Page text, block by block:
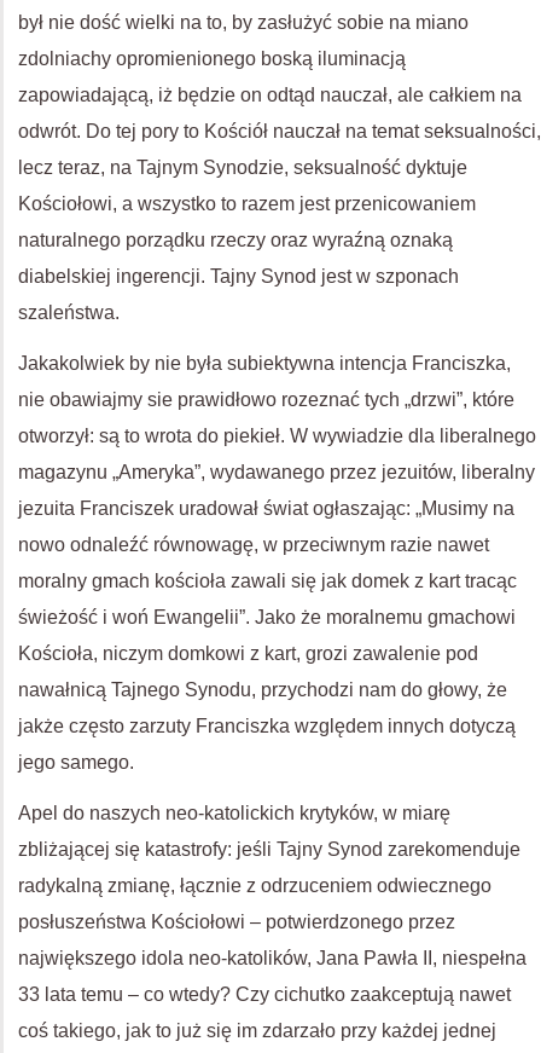
był nie dość wielki na to, by zasłużyć sobie na miano
zdolniachy opromienionego boską iluminacją
zapowiadającą, iż będzie on odtąd nauczał, ale całkiem na
odwrót. Do tej pory to Kościół nauczał na temat seksualności,
lecz teraz, na Tajnym Synodzie, seksualność dyktuje
Kościołowi, a wszystko to razem jest przenicowaniem
naturalnego porządku rzeczy oraz wyraźną oznaką
diabelskiej ingerencji. Tajny Synod jest w szponach
szaleństwa.
Jakakolwiek by nie była subiektywna intencja Franciszka,
nie obawiajmy sie prawidłowo rozeznać tych „drzwi”, które
otworzył: są to wrota do piekieł. W wywiadzie dla liberalnego
magazynu „Ameryka”, wydawanego przez jezuitów, liberalny
jezuita Franciszek uradował świat ogłaszając: „Musimy na
nowo odnaleźć równowagę, w przeciwnym razie nawet
moralny gmach kościoła zawali się jak domek z kart tracąc
świeżość i woń Ewangelii”. Jako że moralnemu gmachowi
Kościoła, niczym domkowi z kart, grozi zawalenie pod
nawałnicą Tajnego Synodu, przychodzi nam do głowy, że
jakże często zarzuty Franciszka względem innych dotyczą
jego samego.
Apel do naszych neo-katolickich krytyków, w miarę
zbliżającej się katastrofy: jeśli Tajny Synod zarekomenduje
radykalną zmianę, łącznie z odrzuceniem odwiecznego
posłuszeństwa Kościołowi – potwierdzonego przez
największego idola neo-katolików, Jana Pawła II, niespełna
33 lata temu – co wtedy? Czy cichutko zaakceptują nawet
coś takiego, jak to już się im zdarzało przy każdej jednej